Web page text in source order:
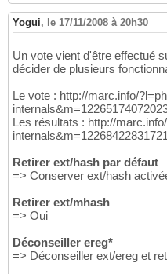
Yogui, le 17/11/2008 à 20h30
Un vote vient d'être effectué
décider de plusieurs
Le vote : http://marc.info/
Les résultats : http://
Retirer ext/hash par défaut
=> Conserver ext/hash
Retirer ext/mhash
=> Oui
Déconseiller ereg*
=> Déconseiller ext/ereg et